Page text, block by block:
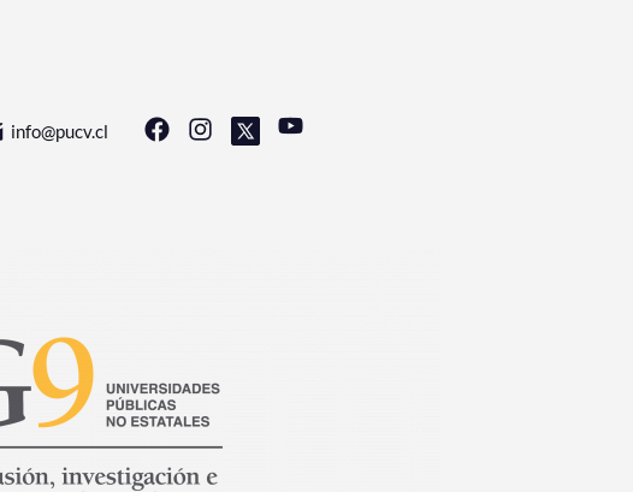
info@pucv.cl